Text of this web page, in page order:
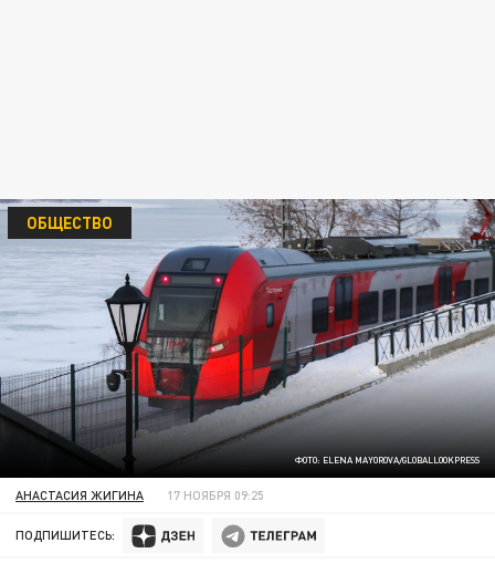
ФОТО: ELENA MAYOROVA/GLOBALLOOKPRESS
ОБЩЕСТВО
АНАСТАСИЯ ЖИГИНА 17 НОЯБРЯ 09:25
ПОДПИШИТЕСЬ: